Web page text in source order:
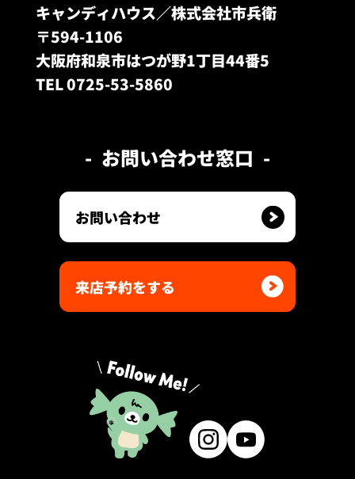
キャンディハウス／株式会社市兵衛
〒594-1106
大阪府和泉市はつが野1丁目44番5
TEL 0725-53-5860
お問い合わせ窓口
お問い合わせ
来店予約をする